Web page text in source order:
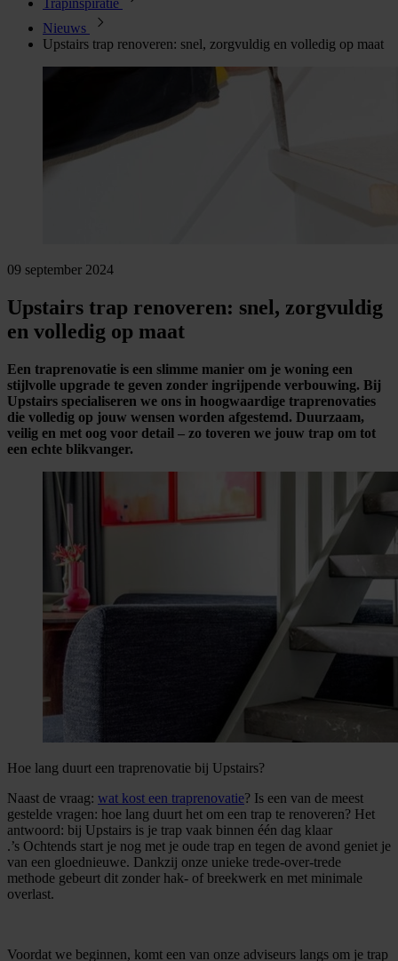
Trapinspiratie
Nieuws
Upstairs trap renoveren: snel, zorgvuldig en volledig op maat
09 september 2024
Upstairs trap renoveren: snel, zorgvuldig
en volledig op maat
Een traprenovatie is een slimme manier om je woning een
stijlvolle upgrade te geven zonder ingrijpende verbouwing. Bij
Upstairs specialiseren we ons in hoogwaardige traprenovaties
die volledig op jouw wensen worden afgestemd. Duurzaam,
veilig en met oog voor detail – zo toveren we jouw trap om tot
een echte blikvanger.
Hoe lang duurt een traprenovatie bij Upstairs?
Naast de vraag: wat kost een traprenovatie? Is een van de meest
gestelde vragen: hoe lang duurt het om een trap te renoveren? Het
antwoord: bij Upstairs is je trap vaak binnen één dag klaar
.’s Ochtends start je nog met je oude trap en tegen de avond geniet je
van een gloednieuwe. Dankzij onze unieke trede-over-trede
methode gebeurt dit zonder hak- of breekwerk en met minimale
overlast.
Voordat we beginnen, komt een van onze adviseurs langs om je trap